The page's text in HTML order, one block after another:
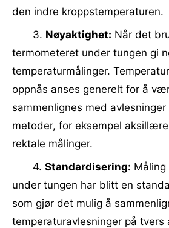
den indre kroppstemperaturen.
3. Nøyaktighet: Når det
termometeret under tungen gi
temperaturmålinger.
oppnås anses generelt for å
sammenlignes med
metoder, for eksempel
rektale målinger.
4. Standardisering:
under tungen har blitt en
som gjør det mulig å
temperaturavlesninger på tvers